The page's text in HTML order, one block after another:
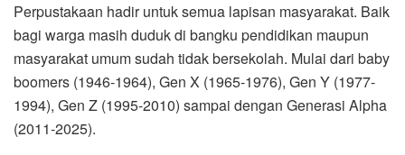
Perpustakaan hadir untuk semua lapisan masyarakat. Baik
bagi warga masih duduk di bangku pendidikan maupun
masyarakat umum sudah tidak bersekolah. Mulai dari baby
boomers (1946-1964), Gen X (1965-1976), Gen Y (1977-
1994), Gen Z (1995-2010) sampai dengan Generasi Alpha
(2011-2025).